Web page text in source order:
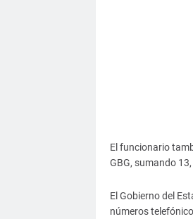
El funcionario
GBG, sumando
El Gobierno del
números